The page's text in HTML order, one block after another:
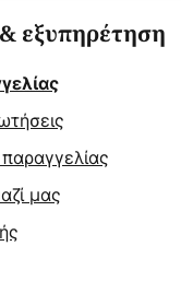
εξυπηρέτηση
μας